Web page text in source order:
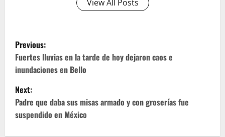
View All Posts
P
o
s
t
n
Previous:
Fuertes lluvias en la tarde de hoy dejaron caos e
inundaciones en Bello
Next:
Padre que daba sus misas armado y con groserías fue
suspendido en México